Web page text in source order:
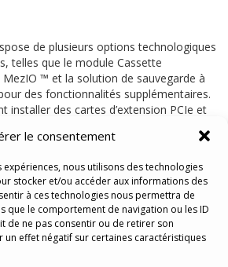
le consentement
nous utilisons des technologies
stocker et/ou accéder aux informations des
à ces technologies nous permettra de
que le comportement de navigation ou les ID
de ne pas consentir ou de retirer son
un effet négatif sur certaines caractéristiques
de plusieurs options technologiques
telles que le module Cassette
MezIO ™ et la solution de sauvegarde à
des fonctionnalités supplémentaires.
installer des cartes d’extension PCIe et
MezIO ™ pour des fonctions
d’allumage.
MezIO ™ compatibles )